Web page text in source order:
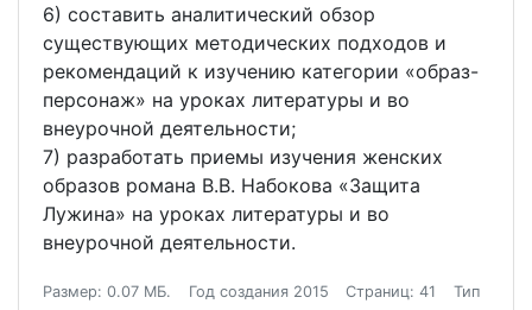
6) составить аналитический обзор
существующих методических подходов и
рекомендаций к изучению категории «образ-
персонаж» на уроках литературы и во
внеурочной деятельности;
7) разработать приемы изучения женских
образов романа В.В. Набокова «Защита
Лужина» на уроках литературы и во
внеурочной деятельности.
Размер: 0.07 МБ. Год создания 2015 Страниц: 41
Тип